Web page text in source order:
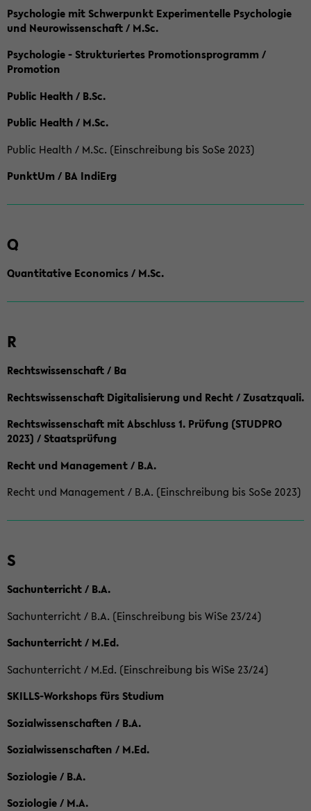
Psychologie mit Schwerpunkt Experimentelle Psychologie
und Neurowissenschaft / M.Sc.
Psychologie - Strukturiertes Promotionsprogramm /
Promotion
Public Health / B.Sc.
Public Health / M.Sc.
Public Health / M.Sc. (Einschreibung bis SoSe 2023)
PunktUm / BA IndiErg
Q
Quantitative Economics / M.Sc.
R
Rechtswissenschaft / Ba
Rechtswissenschaft Digitalisierung und Recht / Zusatzquali.
Rechtswissenschaft mit Abschluss 1. Prüfung (STUDPRO
2023) / Staatsprüfung
Recht und Management / B.A.
Recht und Management / B.A. (Einschreibung bis SoSe 2023)
S
Sachunterricht / B.A.
Sachunterricht / B.A. (Einschreibung bis WiSe 23/24)
Sachunterricht / M.Ed.
Sachunterricht / M.Ed. (Einschreibung bis WiSe 23/24)
SKILLS-Workshops fürs Studium
Sozialwissenschaften / B.A.
Sozialwissenschaften / M.Ed.
Soziologie / B.A.
Soziologie / M.A.